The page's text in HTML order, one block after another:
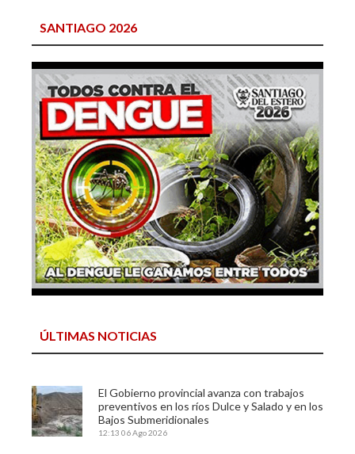
SANTIAGO 2026
ÚLTIMAS NOTICIAS
El Gobierno provincial avanza con trabajos
preventivos en los ríos Dulce y Salado y en los
Bajos Submeridionales
12:13 06 Ago 2026